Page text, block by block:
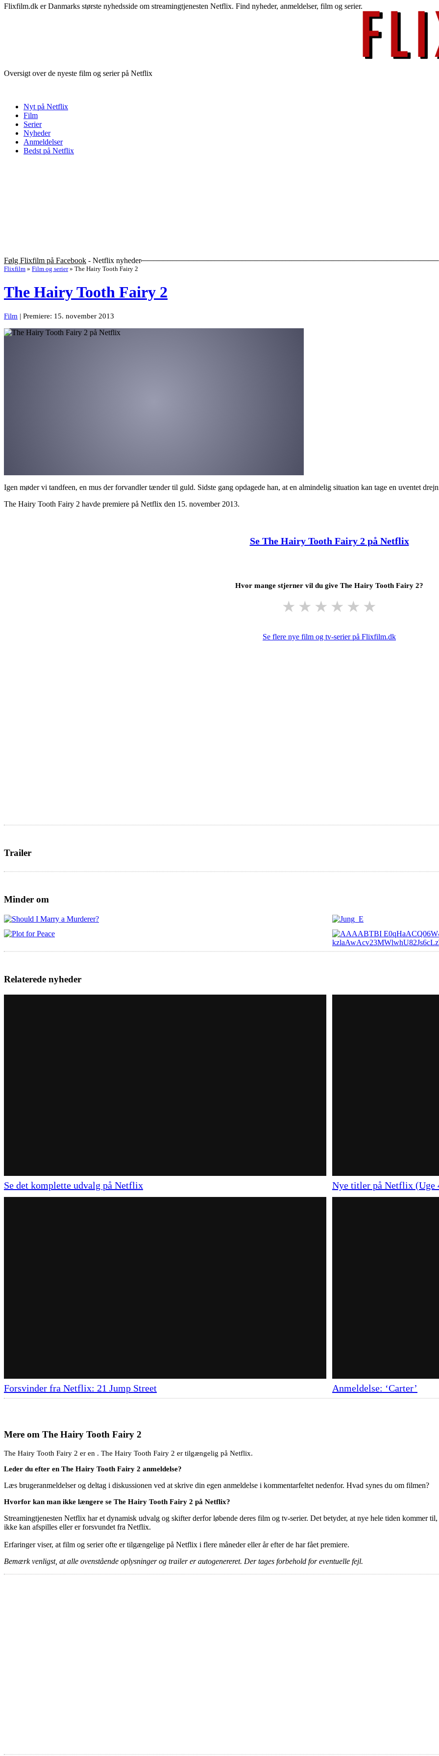
Flixfilm.dk er Danmarks største nyhedsside om streamingtjenesten Netflix. Find nyheder, anmeldelser, film og serier.
Oversigt over de nyeste film og serier på Netflix
Nyt på Netflix
Film
Serier
Nyheder
Anmeldelser
Bedst på Netflix
Følg Flixfilm på Facebook - Netflix nyheder
Flixfilm » Film og serier » The Hairy Tooth Fairy 2
The Hairy Tooth Fairy 2
Film | Premiere: 15. november 2013
Igen møder vi tandfeen, en mus der forvandler tænder til guld. Sidste gang opdagede han, at en almindelig situation kan tage en uventet
The Hairy Tooth Fairy 2 havde premiere på Netflix den 15. november 2013.
Se The Hairy Tooth Fairy 2 på Netflix
Hvor mange stjerner vil du give The Hairy Tooth Fairy 2?
★ ★ ★ ★ ★ ★
Se flere nye film og tv-serier på Flixfilm.dk
Trailer
Minder om
Relaterede nyheder
Se det komplette udvalg på Netflix Nye titler på Netflix (Uge
Forsvinder fra Netflix: 21 Jump Street Anmeldelse: ‘Carter’
Mere om The Hairy Tooth Fairy 2
The Hairy Tooth Fairy 2 er en . The Hairy Tooth Fairy 2 er tilgængelig på Netflix.
Leder du efter en The Hairy Tooth Fairy 2 anmeldelse?
Læs brugeranmeldelser og deltag i diskussionen ved at skrive din egen anmeldelse i kommentarfeltet nedenfor. Hvad synes du om filmen?
Hvorfor kan man ikke længere se The Hairy Tooth Fairy 2 på Netflix?
Streamingtjenesten Netflix har et dynamisk udvalg og skifter derfor løbende deres film og tv-serier. Det betyder, at nye hele tiden kommer
ikke kan afspilles eller er forsvundet fra Netflix.
Erfaringer viser, at film og serier ofte er tilgængelige på Netflix i flere måneder eller år efter de har fået premiere.
Bemærk venligst, at alle ovenstående oplysninger og trailer er autogenereret. Der tages forbehold for eventuelle fejl.